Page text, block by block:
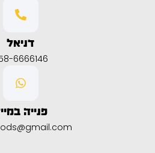
דניאל
6666146
פנייה